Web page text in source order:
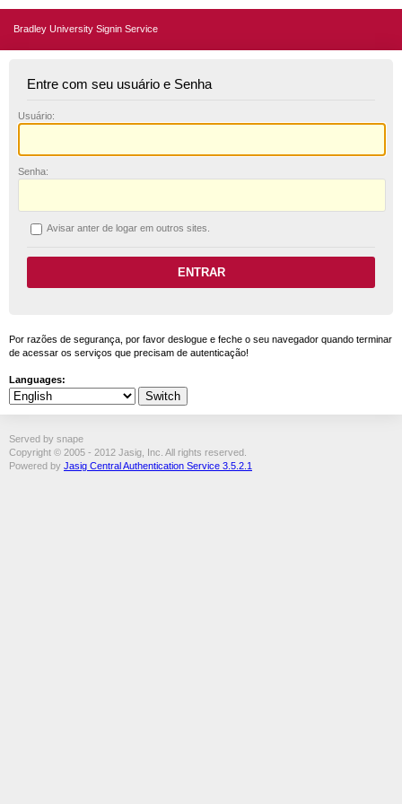
Bradley University Signin Service
Entre com seu usuário e Senha
Usuário:
Senha:
Avisar anter de logar em outros sites.
Por razões de segurança, por favor deslogue e feche o seu navegador quando terminar
de acessar os serviços que precisam de autenticação!
Languages:
Served by snape
Copyright © 2005 - 2012 Jasig, Inc. All rights reserved.
Powered by Jasig Central Authentication Service 3.5.2.1